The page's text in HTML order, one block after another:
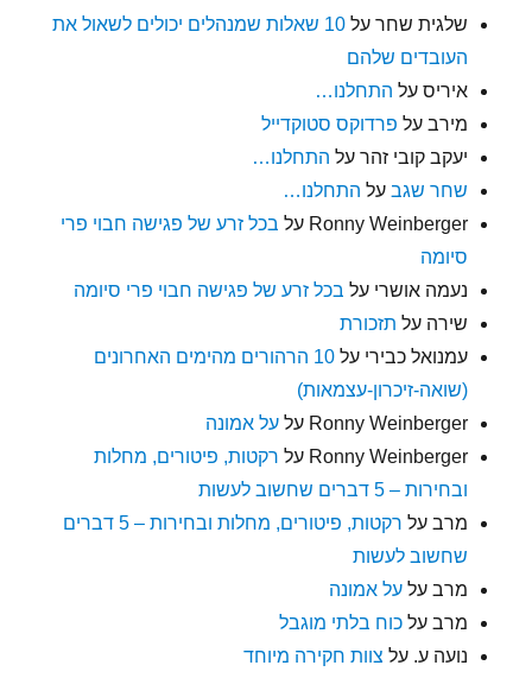
שלגית שחר על
10 שאלות שמנהלים יכולים לשאול את
העובדים שלהם
איריס על התחלנו…
מירב על פרדוקס סטוקדייל
יעקב קובי זהר על התחלנו…
שחר שגב על התחלנו…
Ronny Weinberger על בכל זרע של פגישה חבוי פרי
סיומה
נעמה אושרי על בכל זרע של פגישה חבוי פרי סיומה
שירה על תזכורת
עמנואל כבירי על
10 הרהורים מהימים האחרונים
(שואה-זיכרון-עצמאות)
Ronny Weinberger עלעל אמונה
Ronny Weinberger על רקטות, פיטורים, מחלות
ובחירות – 5 דברים שחשוב לעשות
מרב על
רקטות, פיטורים, מחלות ובחירות – 5 דברים
שחשוב לעשות
מרב עלעל אמונה
מרב עלכוח בלתי מוגבל
נועה ע. על צוות חקירה מיוחד